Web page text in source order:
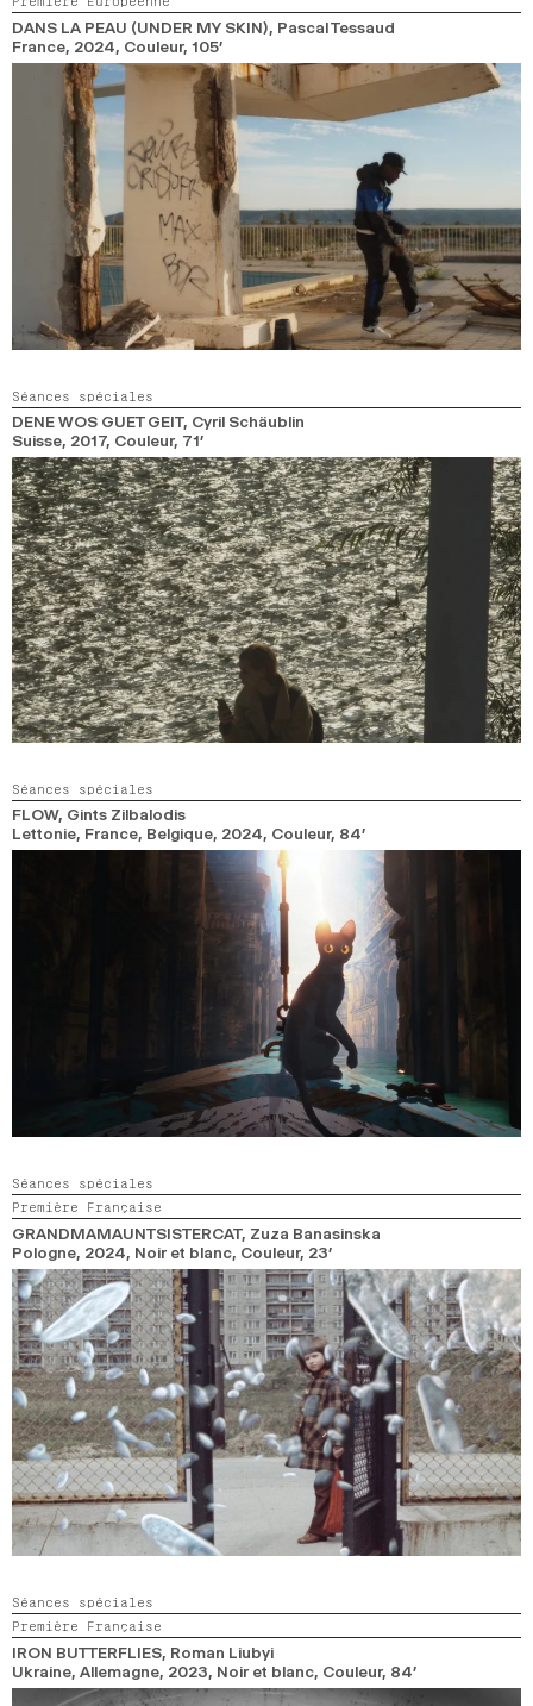
RECHERCHE
DANS LA PEAU (UNDER MY SKIN), Pascal Tessaud
France, 2024, Couleur, 105’
Séances spéciales
DENE WOS GUET GEIT, Cyril Schäublin
Suisse, 2017, Couleur, 71’
Séances spéciales
FLOW, Gints Zilbalodis
Lettonie, France, Belgique, 2024, Couleur, 84’
Séances spéciales
Première Française
GRANDMAMAUNTSISTERCAT, Zuza Banasinska
Pologne, 2024, Noir et blanc, Couleur, 23’
Séances spéciales
Première Française
IRON BUTTERFLIES, Roman Liubyi
Ukraine, Allemagne, 2023, Noir et blanc, Couleur, 84’